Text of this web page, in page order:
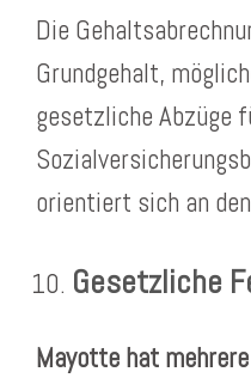
Die
Grundgehalt,
gesetzliche Abzüge
orientiert sich an
Gesetzliche
Mayotte hat